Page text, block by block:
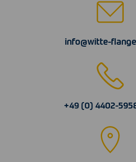
info@witte-
+49 (0) 4402-